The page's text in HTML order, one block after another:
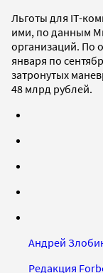
Льготы для IT-
ими, по данным
организаций. По
января по
затронутых
48 млрд рублей.
Андрей
Редакция